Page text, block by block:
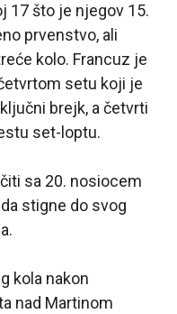
17 što je njegov 15.
prvenstvo, ali
kolo. Francuz je
setu koji je
brejk, a četvrti
set-loptu.
sa 20. nosiocem
stigne do svog
kola nakon
nad Martinom